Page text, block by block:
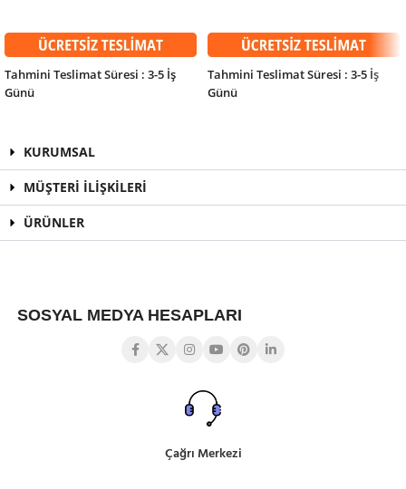
Tahmini Teslimat Süresi : 3-5 İş
Günü
Tahmini Teslimat Süresi : 3-5 İş
Günü
KURUMSAL
MÜŞTERİ İLİŞKİLERİ
ÜRÜNLER
SOSYAL MEDYA HESAPLARI
Çağrı Merkezi